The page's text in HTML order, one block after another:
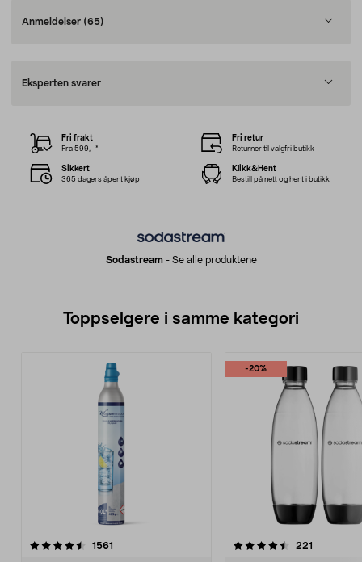
Anmeldelser (65)
Eksperten svarer
Sodastream- Se alle produktene
Fri frakt
Fra 599,–*
Fri retur
Returner til valgfri butikk
Sikkert
365 dagers åpent kjøp
Klikk&Hent
Bestill på nett og hent i butikk
Toppselgere i samme kategori
1561
-20%
4.5 av 5 stjerner 221
4.5 av 5 stjerner